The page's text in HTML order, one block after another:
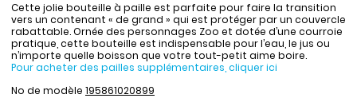
Cette jolie bouteille à paille est parfaite pour faire la transition
vers un contenant « de grand » qui est protéger par un couvercle
rabattable. Ornée des personnages Zoo et dotée d’une courroie
pratique, cette bouteille est indispensable pour l’eau, le jus ou
n’importe quelle boisson que votre tout-petit aime boire.
Pour acheter des pailles supplémentaires, cliquer ici
No de modèle 195861020899